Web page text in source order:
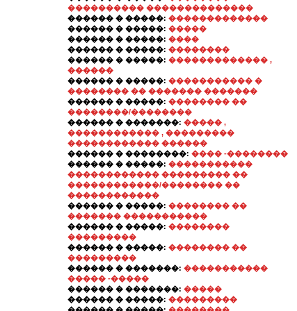
���������� ��������������
������ � �����: �������������
������ � �����: �����
������ � �����: ����
������ � �����: ��������
������ � �����: ������������� ,
������
������ � �����: ����������� �
�������� �� ������� �������
������ � �����: �������� ��
��������/��������
������ � �������: ����� ,
������������ , ���������
������������ ������
������ � ��������: ���� -��������
������ � �����: �����������
������������ ��������� ��
������������/�������� ��
������������
������ � �����: �������� ��
������� �����������
������ � �����: ��������
���������
������ � �����: �������� ��
���������
������ � �������: �����������
����� -�����
������ � �������: �����
������ � �����: ���������